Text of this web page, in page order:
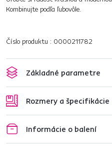
Kombinujte podľa ľubovôle.
Číslo produktu : 0000211782
Základné parametre
Rozmery a špecifikácie
Informácie o balení